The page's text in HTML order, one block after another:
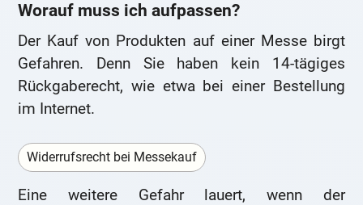
Worauf muss ich aufpassen?
Der Kauf von Produkten auf einer Messe birgt
Gefahren. Denn Sie haben kein 14-tägiges
Rückgaberecht, wie etwa bei einer Bestellung
im Internet.
Widerrufsrecht bei Messekauf
Eine weitere Gefahr lauert, wenn der